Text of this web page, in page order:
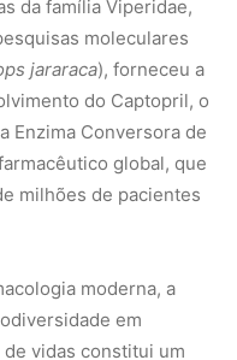
da família Viperidae,
moleculares
jararaca), forneceu a
do Captopril, o
Enzima Conversora de
global, que
milhões de pacientes
moderna, a
em
vidas constitui um